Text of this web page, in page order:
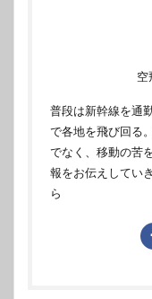
空
普段は新幹線を通
で各地を飛び回る
でなく、移動の苦
報をお伝えしてい
ら